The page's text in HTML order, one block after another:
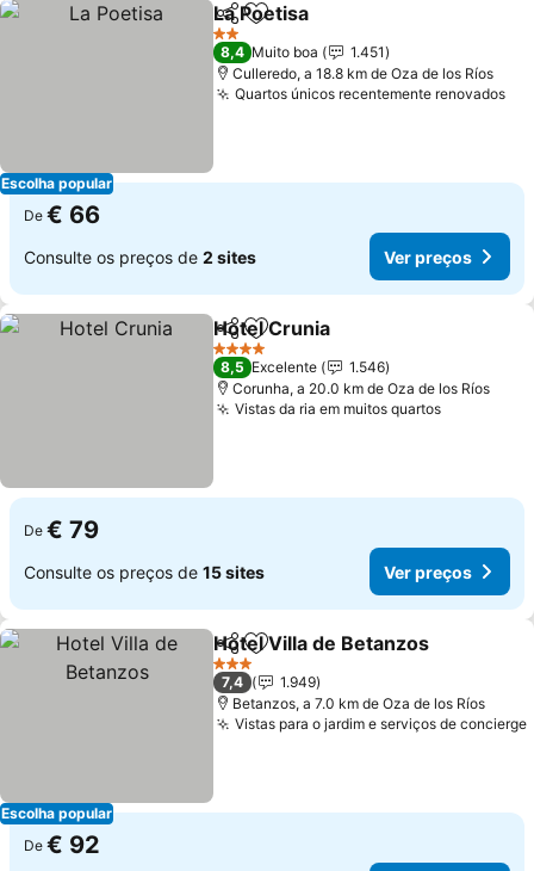
Escolha popular
PartilharAdicionar aos favoritos
La Poetisa
2 Estrelas
8,4 Muito boa
1.451
Culleredo, a 18.8 km de Oza de los Ríos
Quartos únicos recentemente renovados
De € 66
Consulte os preços de 2 sites Ver preços
PartilharAdicionar aos favoritos
Hotel Crunia
4 Estrelas
8,5 Excelente
1.546
Corunha, a 20.0 km de Oza de los Ríos
Vistas da ria em muitos quartosVer
De € 79
Consulte os preços de 15 sites Ver preços
Escolha popular
PartilharAdicionar aos favoritos
Hotel Villa de Betanzos
3 Estrelas
7,4
1.949
Betanzos, a 7.0 km de Oza de los Ríos
Vistas para o jardim e serviços de concierge
De € 92